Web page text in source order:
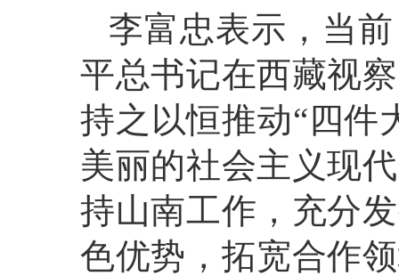
李富忠表示，当
平总书记在西藏视
持之以恒推动“四件
美丽的社会主义现
持山南工作，充分
色优势，拓宽合作